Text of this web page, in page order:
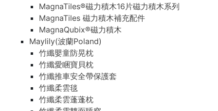
MagnaTiles®磁力積木16片磁力積木系列
MagnaTiles 磁力積木補充配件
MagnaQubix®磁力積木
Maylily(波蘭Poland)
竹纖嬰童防晃枕
竹纖愛睏寶貝枕
竹纖推車安全帶保護套
竹纖柔雲毯
竹纖柔雲蓬蓬枕